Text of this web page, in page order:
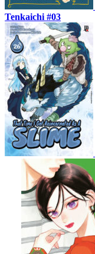
Tenkaichi #03